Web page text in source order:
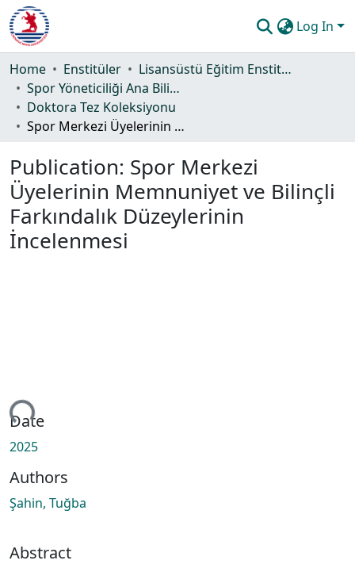
Log In
Communities & Collections
All of DSpace
Statistics
Guide
Home Enstitüler
Lisansüstü Eğitim Enstitüsü
Spor Yöneticiliği Ana Bilim Dalı
Doktora Tez Koleksiyonu
Spor Merkezi Üyelerinin Memnuniyet ve Bilinçli Farkındalık Düzeylerinin İncelenmesi
Publication: Spor Merkezi
Üyelerinin Memnuniyet ve Bilinçli
Farkındalık Düzeylerinin
İncelenmesi
Date
2025
Authors
Şahin, Tuğba
Abstract